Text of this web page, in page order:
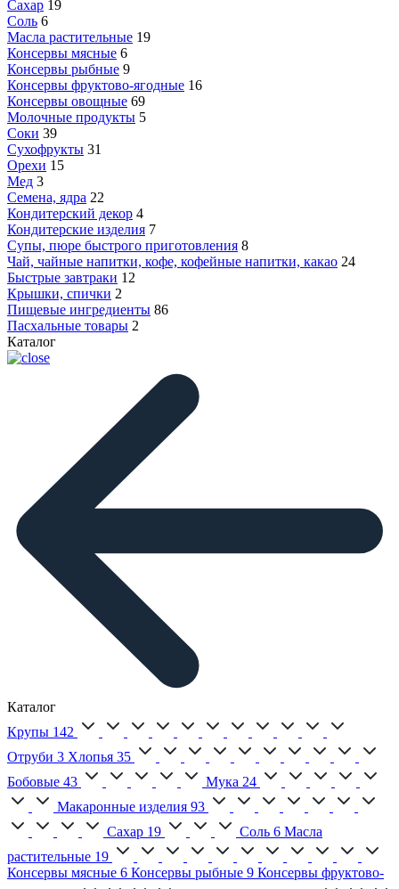
Сахар 19
Соль 6
Масла растительные 19
Консервы мясные 6
Консервы рыбные 9
Консервы фруктово-ягодные 16
Консервы овощные 69
Молочные продукты 5
Соки 39
Сухофрукты 31
Орехи 15
Мед 3
Семена, ядра 22
Кондитерский декор 4
Кондитерские изделия 7
Супы, пюре быстрого приготовления 8
Чай, чайные напитки, кофе, кофейные напитки, какао 24
Быстрые завтраки 12
Крышки, спички 2
Пищевые ингредиенты 86
Пасхальные товары 2
Каталог
Каталог
Крупы 142
Отруби 3 Хлопья 35
Бобовые 43 Мука 24
Макаронные изделия 93
Сахар 19 Соль 6 Масла
растительные 19
Консервы мясные 6 Консервы рыбные 9 Консервы фруктово-